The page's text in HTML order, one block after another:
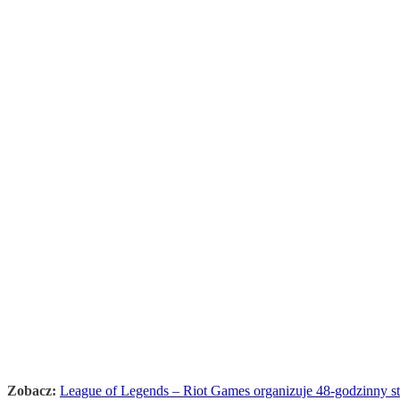
Zobacz: League of Legends – Riot Games organizuje 48-godzinny